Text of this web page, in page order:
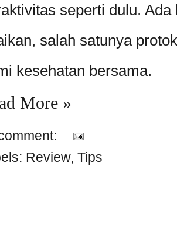
seperti dulu.
salah satunya
kesehatan bersama.
More »
Review, Tips